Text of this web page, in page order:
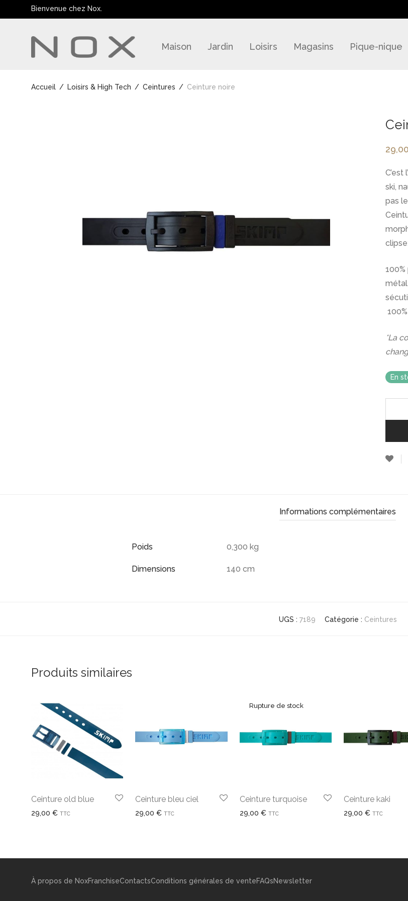
Bienvenue chez Nox.
Maison Jardin Loisirs Magasins Pique-nique
Accueil / Loisirs & High Tech / Ceintures / Ceinture noire
29,00
ski,
pas
métal
*La
En
Informations complémentaires
Poids 0,300 kg
Dimensions 140 cm
UGS : 7189 Catégorie : Ceintures
Produits similaires
Ceinture old blue
29,00 € TTC
Ceinture bleu ciel
29,00€ TTC
Ceinture turquoise
29,00 € TTC
Ceinture kaki
29,00 € TTC
À propos de NoxFranchiseContactsConditions générales de venteFAQsNewsletter